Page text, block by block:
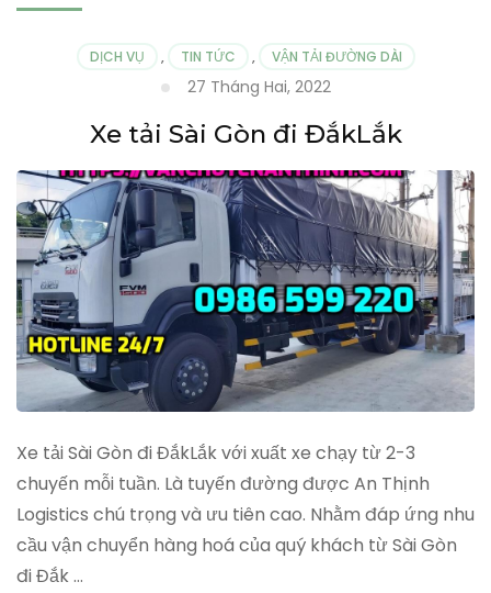
DỊCH VỤ , TIN TỨC , VẬN TẢI ĐƯỜNG DÀI
27 Tháng Hai, 2022
Xe tải Sài Gòn đi ĐắkLắk
Xe tải Sài Gòn đi ĐắkLắk với xuất xe chạy từ 2-3
chuyến mỗi tuần. Là tuyến đường được An Thịnh
Logistics chú trọng và ưu tiên cao. Nhằm đáp ứng nhu
cầu vận chuyển hàng hoá của quý khách từ Sài Gòn
đi Đắk …